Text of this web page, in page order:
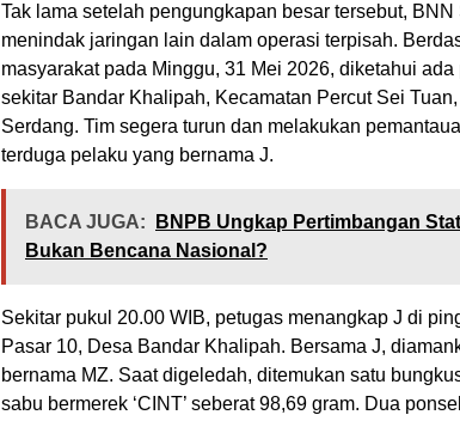
Tak lama setelah pengungkapan besar tersebut, BNN
menindak jaringan lain dalam operasi terpisah.
masyarakat pada Minggu, 31 Mei 2026, diketahui
sekitar Bandar Khalipah, Kecamatan Percut Sei
Serdang. Tim segera turun dan melakukan
terduga pelaku yang bernama J.
BACA JUGA:
BNPB Ungkap Pertimbangan
Bukan Bencana Nasional?
Sekitar pukul 20.00 WIB, petugas menangkap J di
Pasar 10, Desa Bandar Khalipah. Bersama J,
bernama MZ. Saat digeledah, ditemukan satu
sabu bermerek ‘CINT’ seberat 98,69 gram. Dua